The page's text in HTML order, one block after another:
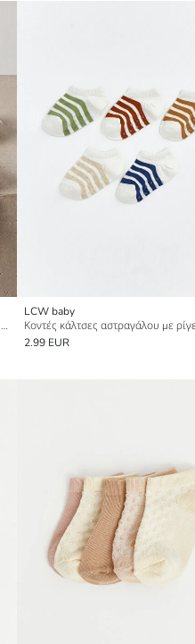
Κοντές Κάλτσες Γυμναστηρίου για Μωρό Αγόρι 5-Πακέτο
LCW baby
2.99 EUR